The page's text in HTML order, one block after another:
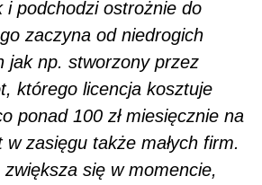
i podchodzi ostrożnie do
zaczyna od niedrogich
jak np. stworzony przez
którego licencja kosztuje
ponad 100 zł miesięcznie na
zasięgu także małych firm.
się w momencie,